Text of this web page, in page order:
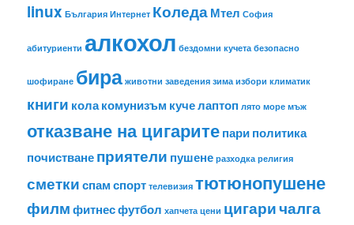
linux България Интернет КоледаМтел София
абитуриенти алкохол бездомни кучета безопасно
шофиране бира животни заведения зима избори климатик
книги колакомунизъм кучелаптоп лято море мъж
отказване на цигаритепариполитика
почистванеприятели пушене разходка религия
сметкиспамспорт телевизия тютюнопушене
филмфитнесфутбол хапчета цени цигаричалга